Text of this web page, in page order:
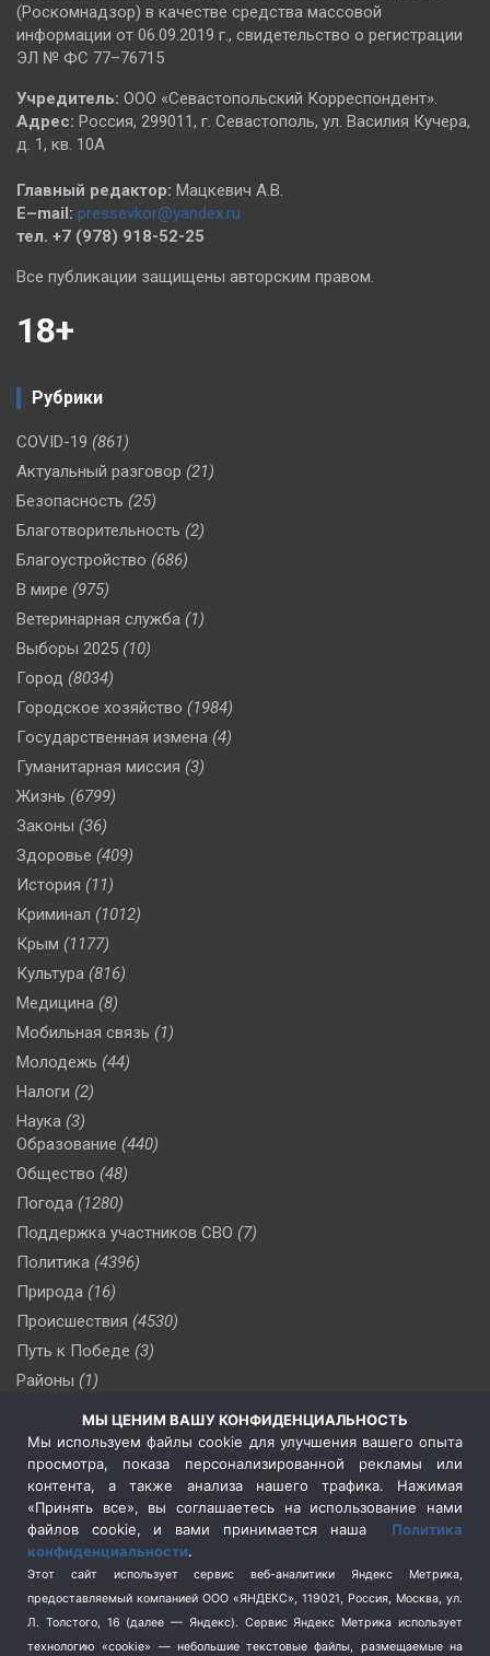
(Роскомнадзор) в качестве средства массовой
информации от 06.09.2019 г., свидетельство о регистрации
ЭЛ № ФС 77–76715
Учредитель: ООО «Севастопольский Корреспондент».
Адрес: Россия, 299011, г. Севастополь, ул. Василия Кучера,
д. 1, кв. 10А
Главный редактор: Мацкевич А.В.
E–mail: pressevkor@yandex.ru
тел. +7 (978) 918-52-25
Все публикации защищены авторским правом.
18+
Рубрики
COVID-19 (861)
Актуальный разговор (21)
Безопасность (25)
Благотворительность (2)
Благоустройство (686)
В мире (975)
Ветеринарная служба (1)
Выборы 2025 (10)
Город (8034)
Городское хозяйство (1984)
Государственная измена (4)
Гуманитарная миссия (3)
Жизнь (6799)
Законы (36)
Здоровье (409)
История (11)
Криминал (1012)
Крым (1177)
Культура (816)
Медицина (8)
Мобильная связь (1)
Молодежь (44)
Налоги (2)
Наука (3)
Образование (440)
Общество (48)
Погода (1280)
Поддержка участников СВО (7)
Политика (4396)
Природа (16)
Происшествия (4530)
Путь к Победе (3)
Районы (1)
(509)
Сельское хозяйство (3)
Социальная политика
(3)
Спецоперация в Украине
Спецоперация на Украине
(404)
Спорт (740)
Терроризм (1)
Транспорт (262)
МЫ ЦЕНИМ ВАШУ КОНФИДЕНЦИАЛЬНОСТЬ
Мы используем файлы cookie для улучшения вашего опыта
просмотра, показа персонализированной рекламы или
контента, а также анализа нашего трафика. Нажимая
«Принять все», вы соглашаетесь на использование нами
файлов cookie, и вами принимается наша Политика
конфиденциальности.
Этот сайт использует сервис веб-аналитики Яндекс Метрика,
предоставляемый компанией ООО «ЯНДЕКС», 119021, Россия, Москва, ул.
Л. Толстого, 16 (далее — Яндекс). Сервис Яндекс Метрика использует
технологию «cookie» — небольшие текстовые файлы, размещаемые на